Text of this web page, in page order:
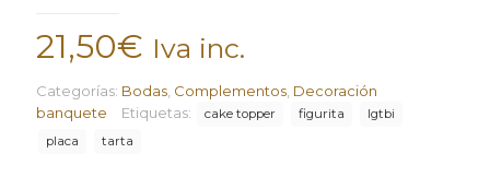
21,50€ Iva inc.
Categorías: Bodas Complementos Decoración
banquete
Etiquetas: cake topper figurita
lgtbi
placa
tarta